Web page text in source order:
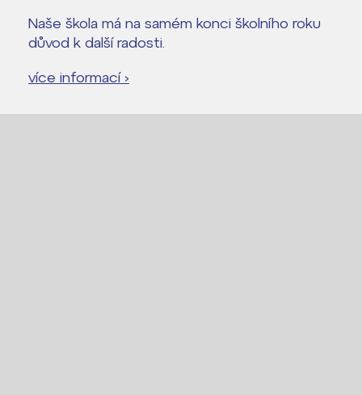
Naše škola má na samém konci školního roku
důvod k další radosti.
více informací ›